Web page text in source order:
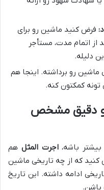
فرض کنید ماشین رو برای
اتمام مدت، مستأجر
دلیله.
ماشین رو برداشته. اینجا هم
کمکتون کنه.
دقیق مشخص
باشه،اجرت المثل هم
که از چه تاریخی ماشین
ادامه داشته. این تاریخ
باشن.